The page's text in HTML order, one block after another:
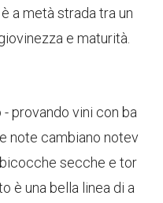
è a metà strada tra un
e maturità.
provando vini con ba
note cambiano notev
secche e tor
è una bella linea di a